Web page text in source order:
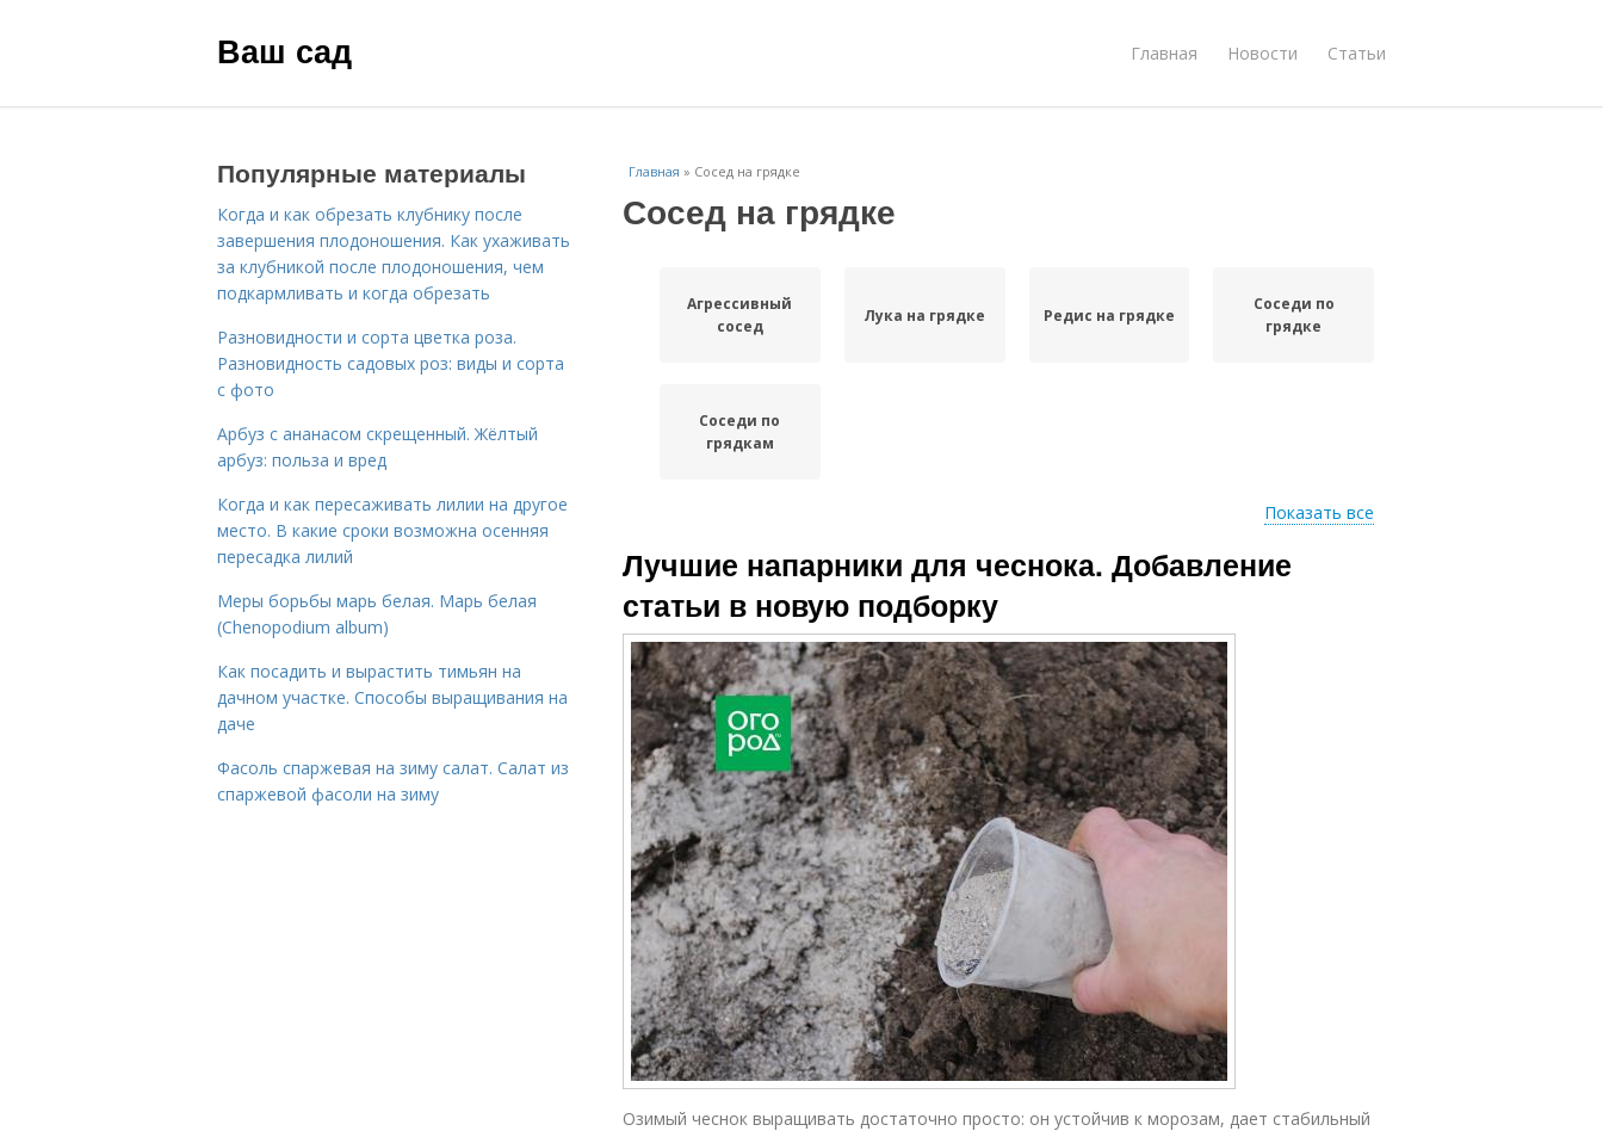
Ваш сад Главная Новости Статьи
Главная » Сосед на грядке
Сосед на грядке
Агрессивный
сосед
Лука на грядке Редис на грядке
Соседи по
грядке
Соседи по
грядкам
Показать все
Лучшие напарники для чеснока. Добавление
статьи в новую подборку
Озимый чеснок выращивать достаточно просто: он устойчив к морозам, дает стабильный
Популярные материалы
Когда и как обрезать клубнику после
завершения плодоношения. Как ухаживать
за клубникой после плодоношения, чем
подкармливать и когда обрезать
Разновидности и сорта цветка роза.
Разновидность садовых роз: виды и сорта
с фото
Арбуз с ананасом скрещенный. Жёлтый
арбуз: польза и вред
Когда и как пересаживать лилии на другое
место. В какие сроки возможна осенняя
пересадка лилий
Меры борьбы марь белая. Марь белая
(Chenopodium album)
Как посадить и вырастить тимьян на
дачном участке. Способы выращивания на
даче
Фасоль спаржевая на зиму салат. Салат из
спаржевой фасоли на зиму